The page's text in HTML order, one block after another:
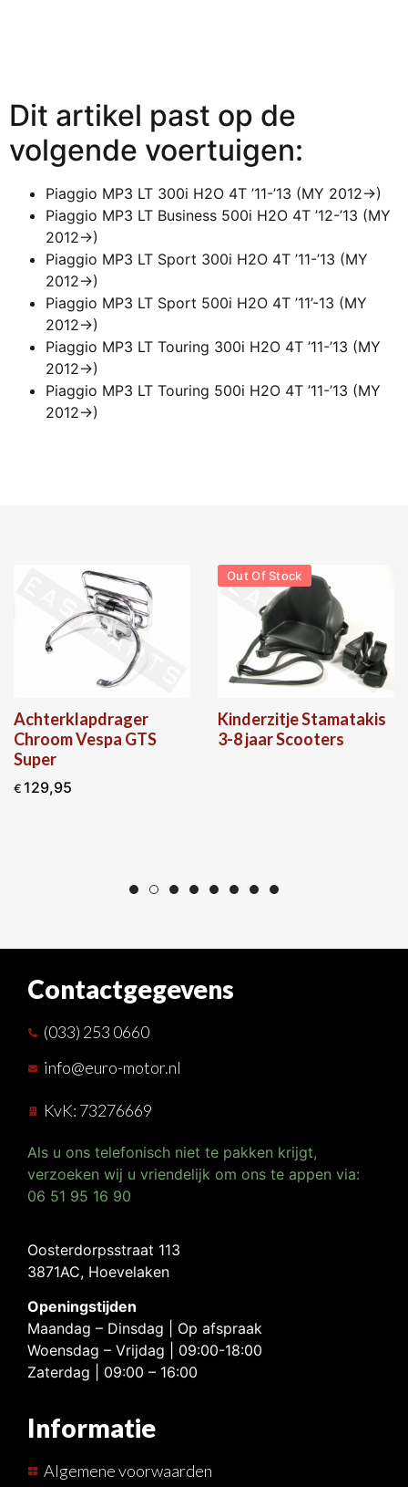
Dit artikel past op de
volgende voertuigen:
Piaggio MP3 LT 300i H2O 4T ’11-’13 (MY 2012->)
Piaggio MP3 LT Business 500i H2O 4T ’12-’13 (MY
2012->)
Piaggio MP3 LT Sport 300i H2O 4T ’11-’13 (MY
2012->)
Piaggio MP3 LT Sport 500i H2O 4T ’11’-13 (MY
2012->)
Piaggio MP3 LT Touring 300i H2O 4T ’11-’13 (MY
2012->)
Piaggio MP3 LT Touring 500i H2O 4T ’11-’13 (MY
2012->)
Achterklapdrager
Chroom Vespa GTS
Super
€129,95
Out Of Stock
Kinderzitje Stamatakis
3-8 jaar Scooters
Contactgegevens
(033) 253 0660
info@euro-motor.nl
KvK: 73276669
Als u ons telefonisch niet te pakken krijgt,
verzoeken wij u vriendelijk om ons te appen via:
06 51 95 16 90
Oosterdorpsstraat 113
3871AC, Hoevelaken
Openingstijden
Maandag – Dinsdag | Op afspraak
Woensdag – Vrijdag | 09:00-18:00
Zaterdag | 09:00 – 16:00
Informatie
Algemene voorwaarden